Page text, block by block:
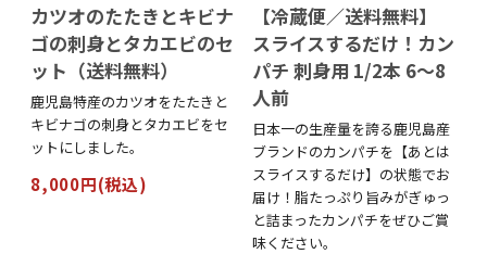
カツオのたたきとキビナ
ゴの刺身とタカエビのセ
ット（送料無料）
鹿児島特産のカツオをたたきと
キビナゴの刺身とタカエビをセ
ットにしました。
8,000円(税込)
【冷蔵便／送料無料】
スライスするだけ！カン
パチ 刺身用 1/2本 6～8
人前
日本一の生産量を誇る鹿児島産
ブランドのカンパチを【あとは
スライスするだけ】の状態でお
届け！脂たっぷり旨みがぎゅっ
と詰まったカンパチをぜひご賞
味ください。